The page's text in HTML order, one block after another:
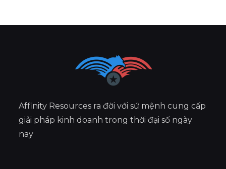
Affinity Resources ra đời với sứ mệnh cung cấp
giải pháp kinh doanh trong thời đại số ngày
nay